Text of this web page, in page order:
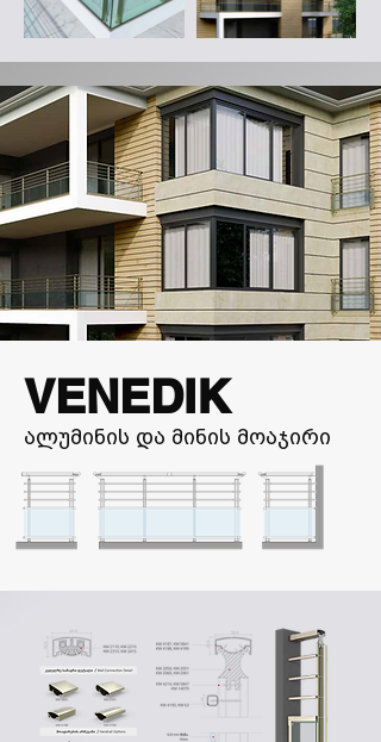
VENEDIK
ალუმინის და მინის მოაჯირი